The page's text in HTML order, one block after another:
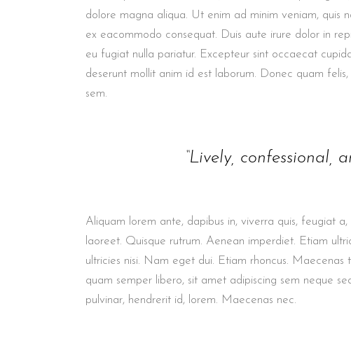
dolore magna aliqua. Ut enim ad minim veniam, quis
ex eacommodo consequat. Duis aute irure dolor in
eu fugiat nulla pariatur. Excepteur sint occaecat
deserunt mollit anim id est laborum. Donec quam
sem.
“Lively, confessional,
Aliquam lorem ante, dapibus in, viverra quis, feugiat a,
laoreet. Quisque rutrum. Aenean imperdiet. Etiam
ultricies nisi. Nam eget dui. Etiam rhoncus. Maecenas
quam semper libero, sit amet adipiscing sem neque
pulvinar, hendrerit id, lorem. Maecenas nec.